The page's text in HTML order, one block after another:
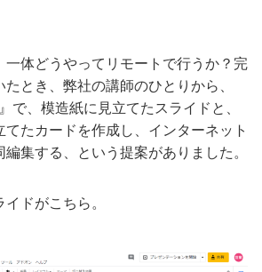
一体どうやってリモートで行うか？完
とき、弊社の講師のひとりから、
で、模造紙に見立てたスライドと、
たカードを作成し、インターネット
集する、という提案がありました。
ドがこちら。